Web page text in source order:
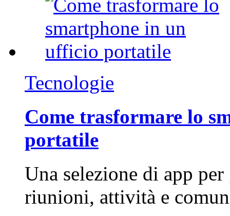
Tecnologie
Come trasformare lo
portatile
Una selezione di app
riunioni, attività e